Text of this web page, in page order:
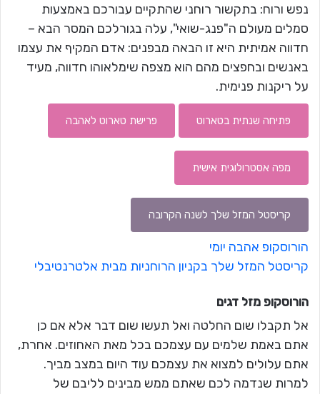
נפש ורוח: בתקשור רוחני שהתקיים עבורכם באמצעות
סמלים מעולם ה"פנג-שואי", עלה בגורלכם המסר הבא –
חדווה אמיתית היא זו הבאה מבפנים: אדם המקיף את עצמו
באנשים ובחפצים מהם הוא מצפה שימלאוהו חדווה, מעיד
על ריקנות פנימית.
פתיחה שנתית בטארוט פרישת טארוט לאהבה
מפה אסטרולוגית אישית
קריסטל המזל שלך לשנה הקרובה
הורוסקופ אהבה יומי
קריסטל המזל שלך בקניון הרוחניות מבית אלטרנטיבלי
הורוסקופ מזל דגים
אל תקבלו שום החלטה ואל תעשו שום דבר אלא אם כן
אתם באמת שלמים עם עצמכם בכל מאת האחוזים. אחרת,
אתם עלולים למצוא את עצמכם עוד היום במצב מביך.
למרות שנדמה לכם שאתם ממש מבינים לליבם של